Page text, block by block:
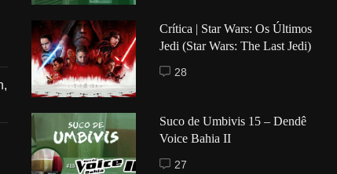
Crítica | Star Wars: Os Últimos
Jedi (Star Wars: The Last Jedi)
28
Suco de Umbivis 15 – Dendê
Voice Bahia II
27